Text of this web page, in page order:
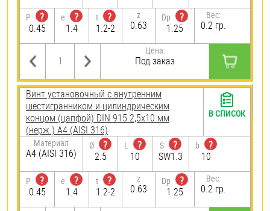
P
?
0.45
e
?
1.4
t
?
1.2-2
z
0.63
Dp
?
1.25
Вес:
0.2 гр.
Цена:
Под заказ
Винт установочный с внутренним
шестигранником и цилиндрическим
концом (цапфой) DIN 915 2,5х10 мм
(нерж.) A4 (AISI 316)
Материал
A4 (AISI 316)
Ø
?
2.5
L
?
10
S
?
SW1.3
b
?
10
P
?
0.45
e
?
1.4
t
?
1.2-2
z
0.63
Dp
?
1.25
Вес:
0.2 гр.
В СПИСОК